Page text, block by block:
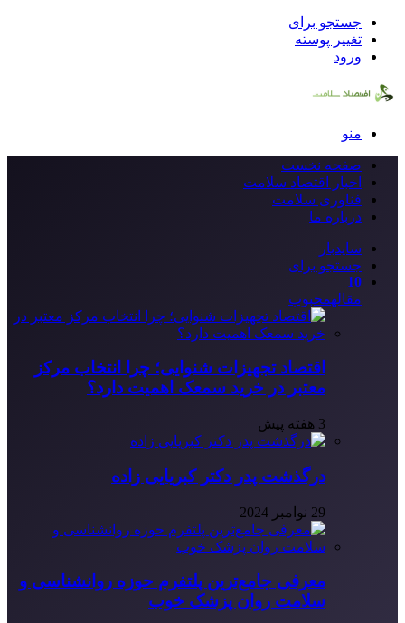
جستجو برای
تغییر پوسته
ورود
منو
صفحه نخست
اخبار اقتصاد سلامت
فناوری سلامت
درباره ما
سایدبار
جستجو برای
10
مقالهمحبوب
اقتصاد تجهیزات شنوایی؛ چرا انتخاب مرکز
معتبر در خرید سمعک اهمیت دارد؟
3 هفته پیش
درگذشت پدر دکتر کبریایی زاده
29 نوامبر 2024
معرفی جامع‌ترین پلتفرم حوزه روانشناسی و
سلامت روان پزشک خوب